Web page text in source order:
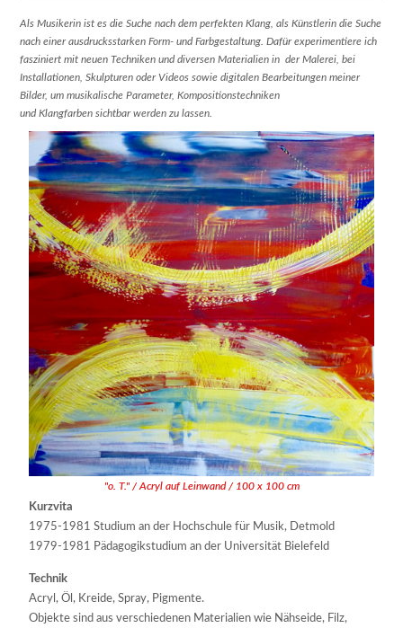
Als Musikerin ist es die Suche nach dem perfekten Klang, als Künstlerin die Suche
nach einer ausdrucksstarken Form- und Farbgestaltung. Dafür experimentiere ich
fasziniert mit neuen Techniken und diversen Materialien in der Malerei, bei
Installationen, Skulpturen oder Videos sowie digitalen Bearbeitungen meiner
Bilder, um musikalische Parameter, Kompositionstechniken
und Klangfarben sichtbar werden zu lassen.
"o. T." / Acryl auf Leinwand / 100 x 100 cm
Kurzvita
1975-1981 Studium an der Hochschule für Musik, Detmold
1979-1981 Pädagogikstudium an der Universität Bielefeld
Technik
Acryl, Öl, Kreide, Spray, Pigmente.
Objekte sind aus verschiedenen Materialien wie Nähseide, Filz,